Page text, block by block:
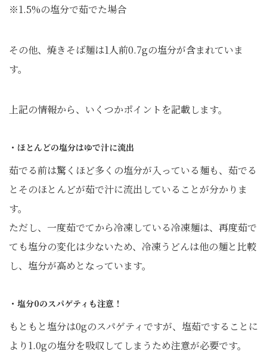
※1.5%の塩分で茹でた場合
その他、焼きそば麺は1人前0.7gの塩分が含まれていま
す。
上記の情報から、いくつかポイントを記載します。
・ほとんどの塩分はゆで汁に流出
茹でる前は驚くほど多くの塩分が入っている麺も、茹でる
とそのほとんどが茹で汁に流出していることが分かりま
す。
ただし、一度茹でてから冷凍している冷凍麺は、再度茹で
ても塩分の変化は少ないため、冷凍うどんは他の麺と比較
し、塩分が高めとなっています。
・塩分0のスパゲティも注意！
もともと塩分は0gのスパゲティですが、塩茹ですることに
より1.0gの塩分を吸収してしまうため注意が必要です。